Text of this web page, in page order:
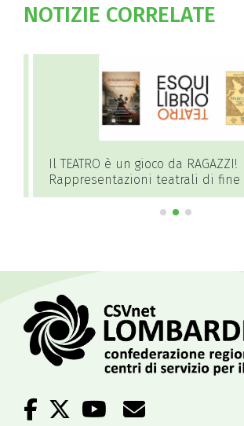
NOTIZIE CORRELATE
Il TEATRO è un gioco da RAGAZZI!
Rappresentazioni teatrali di fine
dall’associazione Esquilibrio